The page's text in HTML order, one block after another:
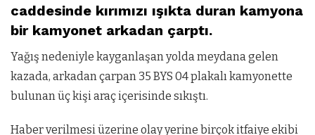
caddesinde kırımızı ışıkta duran kamyona
bir kamyonet arkadan çarptı.
Yağış nedeniyle kayganlaşan yolda meydana gelen
kazada, arkadan çarpan 35 BYS 04 plakalı kamyonette
bulunan üç kişi araç içerisinde sıkıştı.
Haber verilmesi üzerine olay yerine birçok itfaiye ekibi